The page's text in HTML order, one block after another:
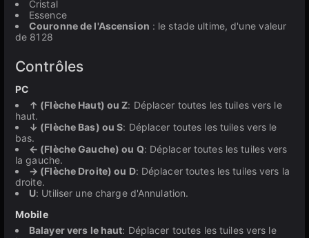
Cristal
Essence
Couronne de l'Ascension : le stade ultime, d'une valeur
de 8128
Contrôles
PC
↑ (Flèche Haut) ou Z: Déplacer toutes les tuiles vers le
haut.
↓ (Flèche Bas) ou S: Déplacer toutes les tuiles vers le
bas.
← (Flèche Gauche) ou Q: Déplacer toutes les tuiles vers
la gauche.
→ (Flèche Droite) ou D: Déplacer toutes les tuiles vers la
droite.
U: Utiliser une charge d'Annulation.
Mobile
Balayer vers le haut: Déplacer toutes les tuiles vers le